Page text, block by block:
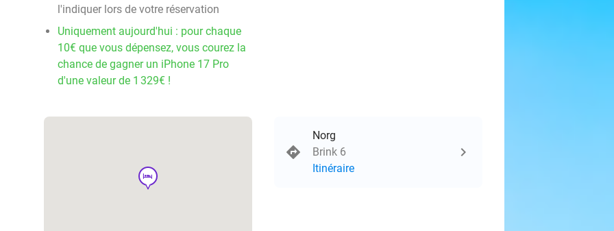
l'indiquer lors de votre réservation
Uniquement aujourd'hui : pour chaque
10€ que vous dépensez, vous courez la
chance de gagner un iPhone 17 Pro
d'une valeur de 1 329€ !
hotel
Norg
Brink 6
Itinéraire